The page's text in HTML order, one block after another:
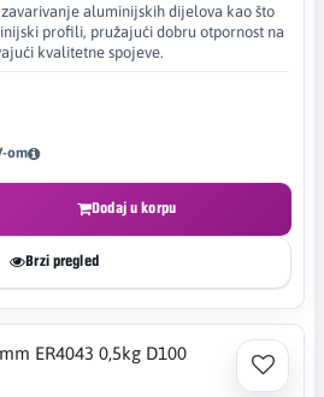
aluminijskih dijelova kao što
profili, pružajući dobru otpornost na
kvalitetne spojeve.
om
Dodaj u korpu
Brzi pregled